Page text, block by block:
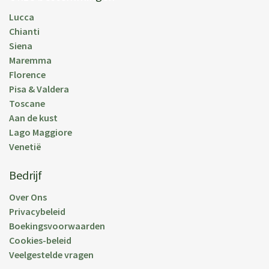
holiday houses in the past, but this house is the
best we ever had!
Geplaats:
Vakantieperiode:
L S.
Martin, I wanted to send you a brief note to let you
know that our two week stay at Casa Maria was
absolutely all we could have hoped, and more. The
weather was fabulous which helped but frankly the
villa itself was even nicer than the pictures and
extremely comfortable. The location was great as
well but top billing is shared by the people and the
Lucca
Chianti
Siena
Maremma
Florence
Pisa & Valdera
Toscane
Aan de kust
Lago Maggiore
Venetië
Bedrijf
Over Ons
Privacybeleid
Boekingsvoorwaarden
Cookies-beleid
Veelgestelde vragen